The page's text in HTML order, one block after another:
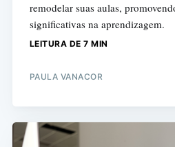
remodelar suas aulas,
significativas na aprendizagem.
LEITURA DE 7 MIN
PAULA VANACOR